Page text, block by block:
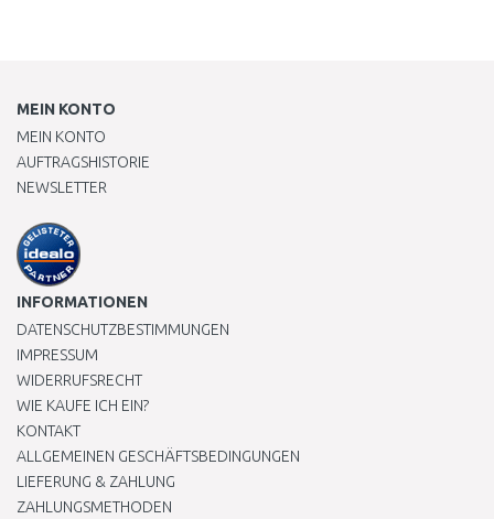
MEIN KONTO
MEIN KONTO
AUFTRAGSHISTORIE
NEWSLETTER
INFORMATIONEN
DATENSCHUTZBESTIMMUNGEN
IMPRESSUM
WIDERRUFSRECHT
WIE KAUFE ICH EIN?
KONTAKT
ALLGEMEINEN GESCHÄFTSBEDINGUNGEN
LIEFERUNG & ZAHLUNG
ZAHLUNGSMETHODEN